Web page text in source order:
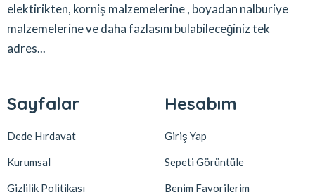
elektirikten, korniş malzemelerine , boyadan nalburiye
malzemelerine ve daha fazlasını bulabileceğiniz tek
adres...
Sayfalar
Dede Hırdavat
Kurumsal
Gizlilik Politikası
Hesabım
Giriş Yap
Sepeti Görüntüle
Benim Favorilerim